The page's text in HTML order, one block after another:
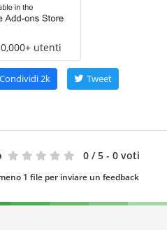
utenti
Condividi2k Tweet
0 / 5 - 0 voti
1 file per inviare un feedback